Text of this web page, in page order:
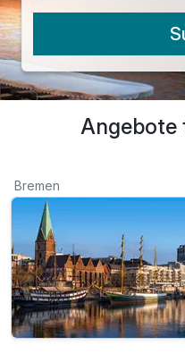
Angebote
Bremen